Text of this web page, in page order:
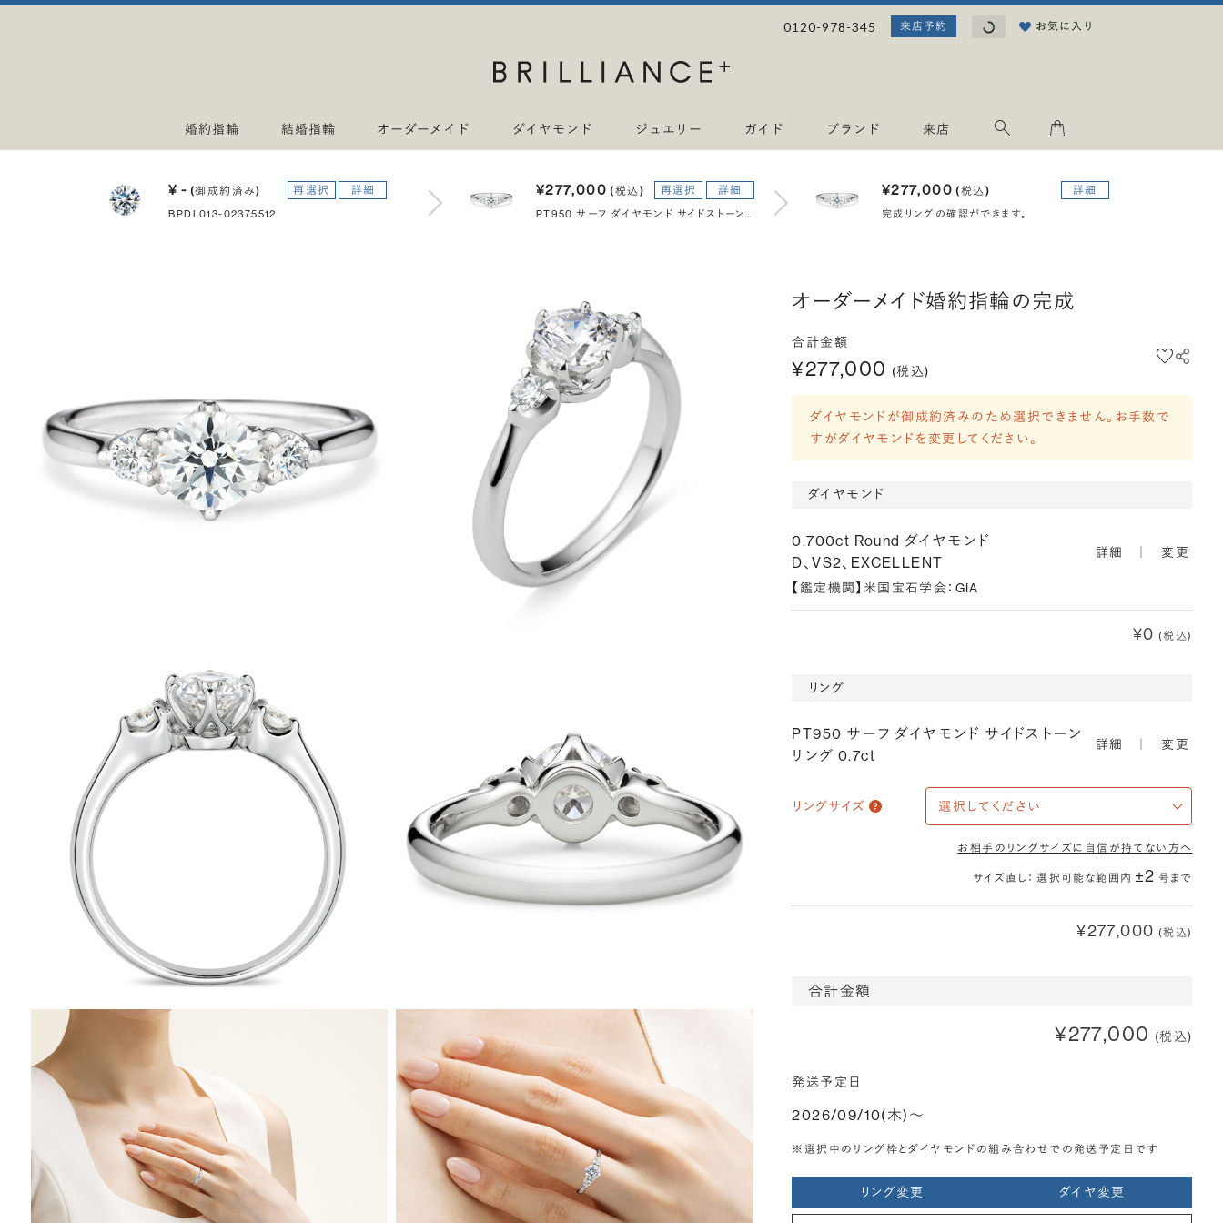
0120-978-345 来店予約 読み込み中...お気に入り
婚約指輪 結婚指輪 オーダーメイド ダイヤモンド ジュエリー ガイド ブランド 来店
¥ -(御成約済み) 再選択 詳細
BPDL013-02375512
¥277,000(税込) 再選択 詳細
PT950 サーフ ダイヤモンド サイドストーン リング 0.7ct
¥277,000(税込) 詳細
完成リングの確認ができます。
オーダーメイド婚約指輪の完成
合計金額
¥277,000 (税込)
ダイヤモンドが御成約済みのため選択できません。お手数で
すがダイヤモンドを変更してください。
ダイヤモンド
0.700ct Round ダイヤモンド
D、VS2、EXCELLENT
【鑑定機関】米国宝石学会：GIA
詳細 変更
¥0 (税込)
リング
PT950 サーフ ダイヤモンド サイドストーン
リング 0.7ct
詳細 変更
リングサイズ
お相手のリングサイズに自信が持てない方へ
サイズ直し： 選択可能な範囲内 ±2 号まで
¥277,000 (税込)
合計金額
¥277,000 (税込)
発送予定日
2026/09/10(木)〜
※選択中のリング枠とダイヤモンドの組み合わせでの発送予定日です
リング変更 ダイヤ変更